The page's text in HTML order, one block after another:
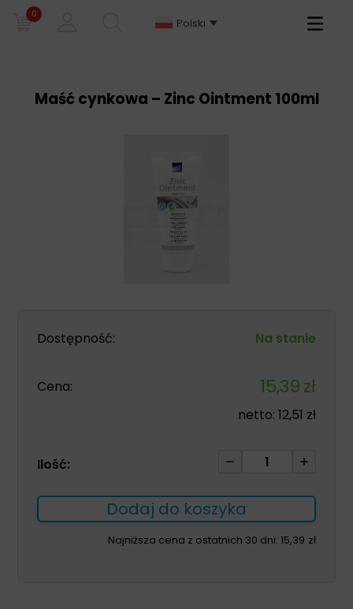
0
Polski
Primary
Maść cynkowa – Zinc Ointment 100ml
Dostępność: Na stanie
Cena: 15,39zł
netto: 12,51 zł
Ilość:
ilość
cynkowa
-
Zinc
Dodaj do koszyka
Najniższa cena z ostatnich 30 dni: 15,39 zł